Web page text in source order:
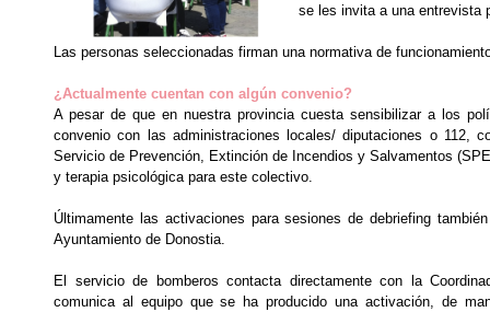
se les invita a una entrevista
Las personas seleccionadas firman una normativa de
¿Actualmente cuentan con algún convenio?
A pesar de que en nuestra provincia cuesta sensibilizar a los
convenio con las administraciones locales/ diputaciones o 112,
Servicio de Prevención, Extinción de Incendios y Salvamentos
y terapia psicológica para este colectivo.
Últimamente las activaciones para sesiones de debriefing
Ayuntamiento de Donostia.
El servicio de bomberos contacta directamente con la
comunica al equipo que se ha producido una activación, de